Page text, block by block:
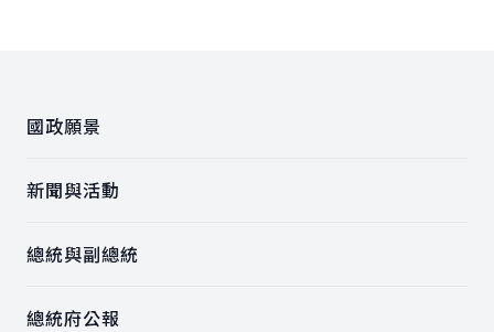
國政願景
新聞與活動
總統與副總統
總統府公報